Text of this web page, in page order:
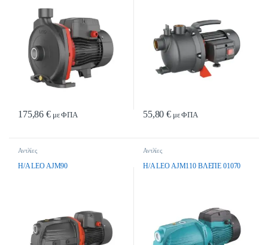
175,86€με ΦΠΑ 55,80€ με ΦΠΑ
Αντλίες
H/A LEO AJM90
Αντλίες
H/A LEO AJM110 ΒΛΕΠΕ 01070